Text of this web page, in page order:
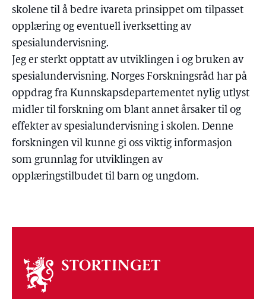
skolene til å bedre ivareta prinsippet om tilpasset
opplæring og eventuell iverksetting av
spesialundervisning.
Jeg er sterkt opptatt av utviklingen i og bruken av
spesialundervisning. Norges Forskningsråd har på
oppdrag fra Kunnskapsdepartementet nylig utlyst
midler til forskning om blant annet årsaker til og
effekter av spesialundervisning i skolen. Denne
forskningen vil kunne gi oss viktig informasjon
som grunnlag for utviklingen av
opplæringstilbudet til barn og ungdom.
Om
stortinget